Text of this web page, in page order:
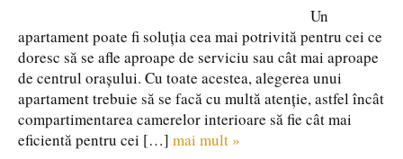
Un
apartament poate fi soluția cea mai potrivită pentru cei ce
doresc să se afle aproape de serviciu sau cât mai aproape
de centrul orașului. Cu toate acestea, alegerea unui
apartament trebuie să se facă cu multă atenție, astfel încât
compartimentarea camerelor interioare să fie cât mai
eficientă pentru cei […] mai mult »